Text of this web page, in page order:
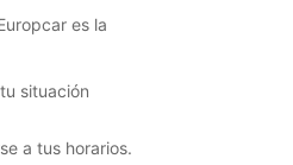
es la
situación
a tus horarios.